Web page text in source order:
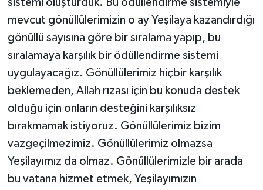
sistemi oluşturduk. Bu ödüllendirme sistemiyle
mevcut gönüllülerimizin o ay Yeşilaya kazandırdığı
gönüllü sayısına göre bir sıralama yapıp, bu
sıralamaya karşılık bir ödüllendirme sistemi
uygulayacağız. Gönüllülerimiz hiçbir karşılık
beklemeden, Allah rızası için bu konuda destek
olduğu için onların desteğini karşılıksız
bırakmamak istiyoruz. Gönüllülerimiz bizim
vazgeçilmezimiz. Gönüllülerimiz olmazsa
Yeşilayımız da olmaz. Gönüllülerimizle bir arada
bu vatana hizmet etmek, Yeşilayımızın